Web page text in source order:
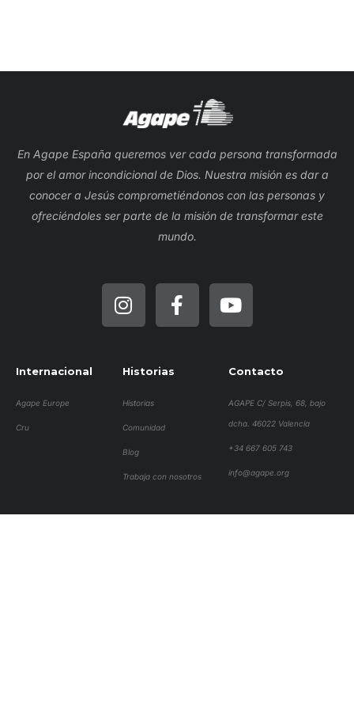
En Agape España queremos ver cada persona transformada
por el amor incondicional de Dios. Nuestra misión es dar a
conocer a Jesús comprometiéndonos con las personas y
ofreciéndoles ser parte de la misión de transformar este
mundo.
Internacional
Agape Europe
Cru
Historias
Historias
Comunidad
Blog
Trabaja con nosotros
Contacto
AGAPE C/ Serpis, 68, bajo
dcha. 46022 Valencia
+34 667 605 743
info@agape.org